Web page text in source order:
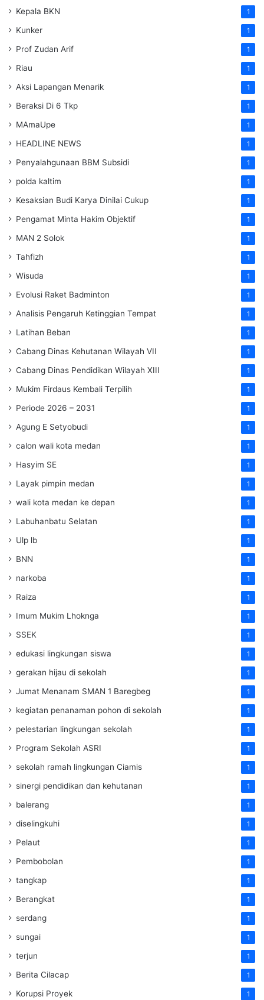
Kepala BKN 1
Kunker 1
Prof Zudan Arif 1
Riau 1
Aksi Lapangan Menarik 1
Beraksi Di 6 Tkp 1
MAmaUpe 1
HEADLINE NEWS 1
Penyalahgunaan BBM Subsidi 1
polda kaltim 1
Kesaksian Budi Karya Dinilai Cukup 1
Pengamat Minta Hakim Objektif 1
MAN 2 Solok 1
Tahfizh 1
Wisuda 1
Evolusi Raket Badminton 1
Analisis Pengaruh Ketinggian Tempat 1
Latihan Beban 1
Cabang Dinas Kehutanan Wilayah VII 1
Cabang Dinas Pendidikan Wilayah XIII 1
Mukim Firdaus Kembali Terpilih 1
Periode 2026 – 2031 1
Agung E Setyobudi 1
calon wali kota medan 1
Hasyim SE 1
Layak pimpin medan 1
wali kota medan ke depan 1
Labuhanbatu Selatan 1
Ulp lb 1
BNN 1
narkoba 1
Raiza 1
Imum Mukim Lhoknga 1
SSEK 1
edukasi lingkungan siswa 1
gerakan hijau di sekolah 1
Jumat Menanam SMAN 1 Baregbeg 1
kegiatan penanaman pohon di sekolah 1
pelestarian lingkungan sekolah 1
Program Sekolah ASRI 1
sekolah ramah lingkungan Ciamis 1
sinergi pendidikan dan kehutanan 1
balerang 1
diselingkuhi 1
Pelaut 1
Pembobolan 1
tangkap 1
Berangkat 1
serdang 1
sungai 1
terjun 1
Berita Cilacap 1
Korupsi Proyek 1